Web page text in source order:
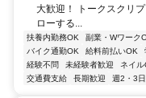
大歓迎！ トークスクリ
ローする...
扶養内勤務OK 副業・Wワーク
バイク通勤OK
給料前払いOK
経験不問
未経験者歓迎 ネイル
交通費支給
長期歓迎 週2・3